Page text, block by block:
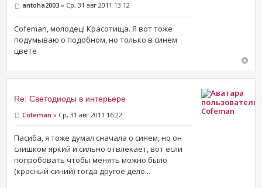
antoha2003 » Ср, 31 авг 2011 13:12
Cofeman, молодец! Красотища. Я вот тоже
подумываю о подобном, но только в синем
цвете
Re: Светодиоды в интерьере
Cofeman » Ср, 31 авг 2011 16:22
Пасиба, я тоже думал сначала о синем, но он
слишком яркий и сильно отвлекает, вот если
попробовать чтобы менять можно было
(красный-синий) тогда другое дело...
Cofeman